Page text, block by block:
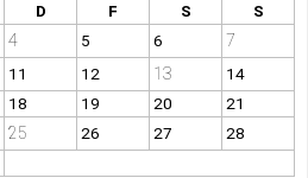
D F S
S
4 5 6 7
11 12 13
14
18 19 20
21
25 26 27
28